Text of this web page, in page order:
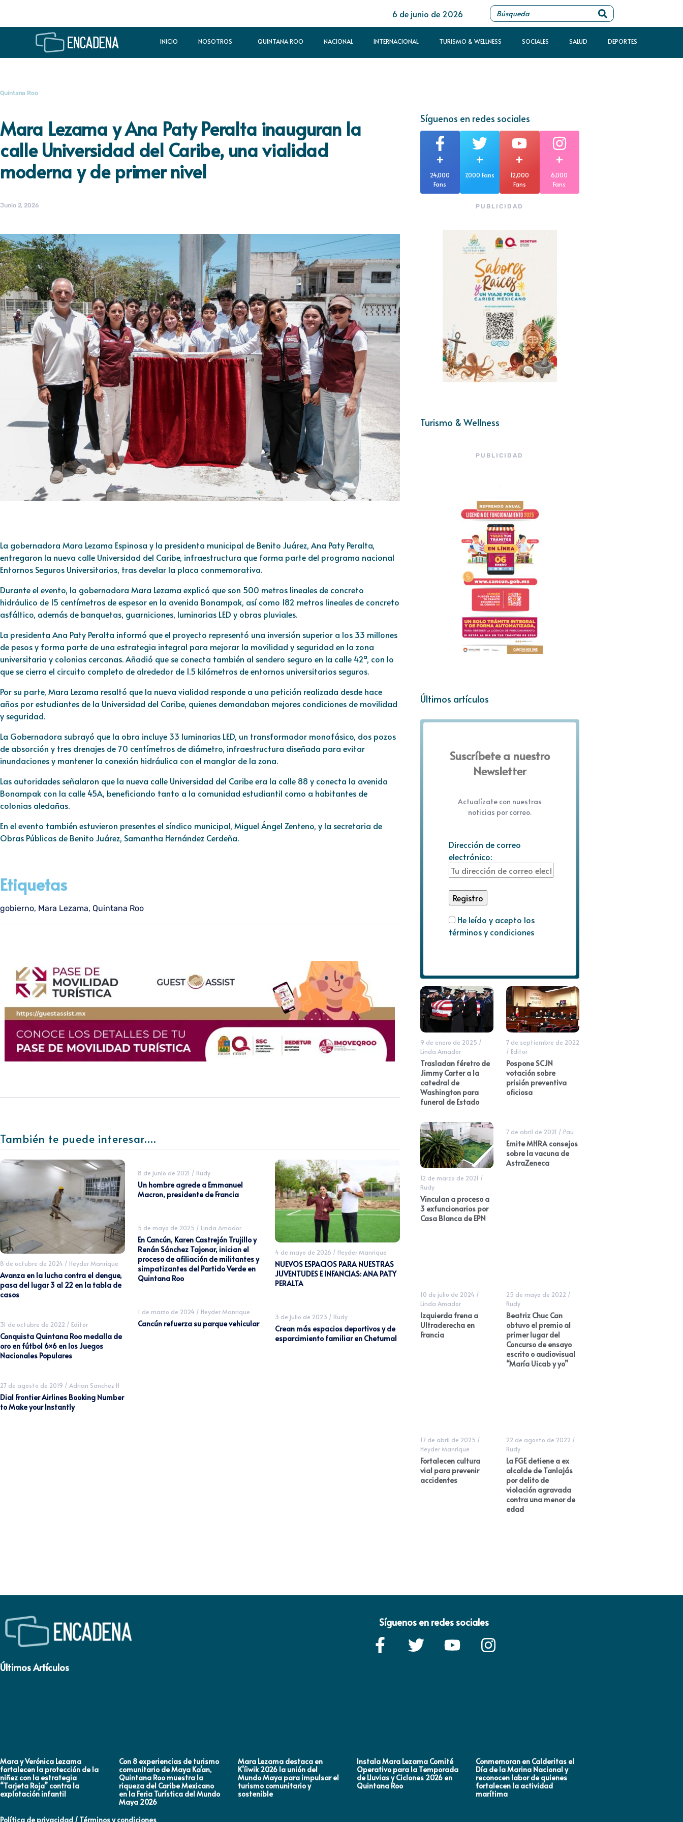
6 de junio de 2026
INICIO NOSOTROS QUINTANA ROO NACIONAL INTERNACIONAL TURISMO & WELLNESS SOCIALES SALUD DEPORTES
Quintana Roo
Mara Lezama y Ana Paty Peralta inauguran la
calle Universidad del Caribe, una vialidad
moderna y de primer nivel
Junio 2, 2026
La gobernadora Mara Lezama Espinosa y la presidenta municipal de Benito Juárez, Ana Paty Peralta,
entregaron la nueva calle Universidad del Caribe, infraestructura que forma parte del programa nacional
Entornos Seguros Universitarios, tras develar la placa conmemorativa.
Durante el evento, la gobernadora Mara Lezama explicó que son 500 metros lineales de concreto
hidráulico de 15 centímetros de espesor en la avenida Bonampak, así como 182 metros lineales de concreto
asfáltico, además de banquetas, guarniciones, luminarias LED y obras pluviales.
La presidenta Ana Paty Peralta informó que el proyecto representó una inversión superior a los 33 millones
de pesos y forma parte de una estrategia integral para mejorar la movilidad y seguridad en la zona
universitaria y colonias cercanas. Añadió que se conecta también al sendero seguro en la calle 42ª, con lo
que se cierra el circuito completo de alrededor de 1.5 kilómetros de entornos universitarios seguros.
Por su parte, Mara Lezama resaltó que la nueva vialidad responde a una petición realizada desde hace
años por estudiantes de la Universidad del Caribe, quienes demandaban mejores condiciones de movilidad
y seguridad.
La Gobernadora subrayó que la obra incluye 33 luminarias LED, un transformador monofásico, dos pozos
de absorción y tres drenajes de 70 centímetros de diámetro, infraestructura diseñada para evitar
inundaciones y mantener la conexión hidráulica con el manglar de la zona.
Las autoridades señalaron que la nueva calle Universidad del Caribe era la calle 88 y conecta la avenida
Bonampak con la calle 45A, beneficiando tanto a la comunidad estudiantil como a habitantes de
colonias aledañas.
En el evento también estuvieron presentes el síndico municipal, Miguel Ángel Zenteno, y la secretaria de
Obras Públicas de Benito Juárez, Samantha Hernández Cerdeña.
Etiquetas
gobierno, Mara Lezama, Quintana Roo
También te puede interesar....
8 de octubre de 2024 / Heyder Manrique
Avanza en la lucha contra el dengue,
pasa del lugar 3 al 22 en la tabla de
casos
31 de octubre de 2022 / Editor
Conquista Quintana Roo medalla de
oro en fútbol 6×6 en los Juegos
Nacionales Populares
27 de agosto de 2019 / Adrian Sanchez H
Dial Frontier Airlines Booking Number
to Make your Instantly
8 de junio de 2021 / Rudy
Un hombre agrede a Emmanuel
Macron, presidente de Francia
5 de mayo de 2025 / Linda Amador
En Cancún, Karen Castrejón Trujillo y
Renán Sánchez Tajonar, inician el
proceso de afiliación de militantes y
simpatizantes del Partido Verde en
Quintana Roo
1 de marzo de 2024 / Heyder Manrique
Cancún refuerza su parque vehicular
4 de mayo de 2026 / Heyder Manrique
NUEVOS ESPACIOS PARA NUESTRAS
JUVENTUDES E INFANCIAS: ANA PATY
PERALTA
3 de julio de 2023 / Rudy
Crean más espacios deportivos y de
esparcimiento familiar en Chetumal
Síguenos en redes sociales
+
24,000
Fans
+
7,000 Fans
+
12,000
Fans
+
6,000
Fans
PUBLICIDAD
Turismo & Wellness
PUBLICIDAD
Últimos artículos
Suscríbete a nuestro
Newsletter
Actualízate con nuestras
noticias por correo.
Dirección de correo
electrónico:
He leído y acepto los
términos y condiciones
9 de enero de 2025 /
Linda Amador
Trasladan féretro de
Jimmy Carter a la
catedral de
Washington para
funeral de Estado
7 de septiembre de 2022
/ Editor
Pospone SCJN
votación sobre
prisión preventiva
oficiosa
12 de marzo de 2021 /
Rudy
Vinculan a proceso a
3 exfuncionarios por
Casa Blanca de EPN
7 de abril de 2021 / Pau
Emite MHRA consejos
sobre la vacuna de
AstraZeneca
10 de julio de 2024 /
Linda Amador
Izquierda frena a
Ultraderecha en
Francia
25 de mayo de 2022 /
Rudy
Beatriz Chuc Can
obtuvo el premio al
primer lugar del
Concurso de ensayo
escrito o audiovisual
“María Uicab y yo”
17 de abril de 2025 /
Heyder Manrique
Fortalecen cultura
vial para prevenir
accidentes
22 de agosto de 2022 /
Rudy
La FGE detiene a ex
alcalde de Tanlajás
por delito de
violación agravada
contra una menor de
edad
Síguenos en redes sociales
Últimos Artículos
Mara y Verónica Lezama
fortalecen la protección de la
niñez con la estrategia
“Tarjeta Roja” contra la
explotación infantil
Con 8 experiencias de turismo
comunitario de Maya Ka’an,
Quintana Roo muestra la
riqueza del Caribe Mexicano
en la Feria Turística del Mundo
Maya 2026
Mara Lezama destaca en
K’íiwik 2026 la unión del
Mundo Maya para impulsar el
turismo comunitario y
sostenible
Instala Mara Lezama Comité
Operativo para la Temporada
de Lluvias y Ciclones 2026 en
Quintana Roo
Conmemoran en Calderitas el
Día de la Marina Nacional y
reconocen labor de quienes
fortalecen la actividad
marítima
Política de privacidad / Términos y condiciones